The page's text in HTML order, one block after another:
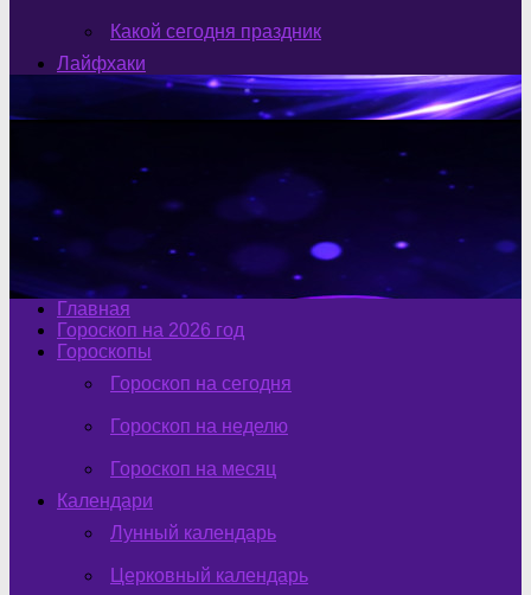
Какой сегодня праздник
Лайфхаки
Главная
Гороскоп на 2026 год
Гороскопы
Гороскоп на сегодня
Гороскоп на неделю
Гороскоп на месяц
Календари
Лунный календарь
Церковный календарь